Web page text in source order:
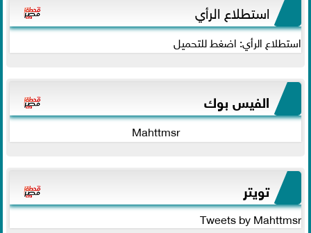
استطلاع الرأي
استطلاع الرأي: اضغط للتحميل
الفيس بوك
Mahttmsr
تويتر
Tweets by Mahttmsr